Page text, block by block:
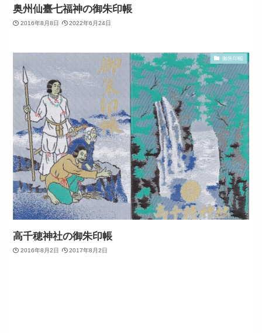
奥州仙臺七福神の御朱印帳
2016年8月8日 2022年6月24日
御朱印帳
高千穂神社の御朱印帳
2016年8月2日 2017年8月2日